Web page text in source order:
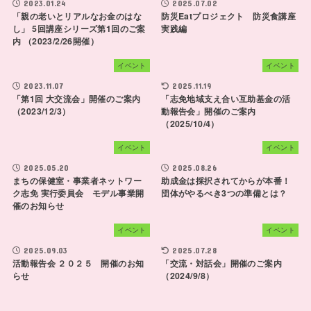
2023.01.24
「親の老いとリアルなお金のはな
し」 5回講座シリーズ第1回のご案
内 （2023/2/26開催）
2025.07.02
防災Eatプロジェクト 防災食講座
実践編
イベント
2023.11.07
「第1回 大交流会」開催のご案内
（2023/12/3）
イベント
2025.11.19
「志免地域支え合い互助基金の活
動報告会」開催のご案内
（2025/10/4）
イベント
2025.05.20
まちの保健室・事業者ネットワー
ク志免 実行委員会 モデル事業開
催のお知らせ
イベント
2025.08.26
助成金は採択されてからが本番！
団体がやるべき3つの準備とは？
イベント
2025.09.03
活動報告会 ２０２５ 開催のお知
らせ
イベント
2025.07.28
「交流・対話会」開催のご案内
（2024/9/8）